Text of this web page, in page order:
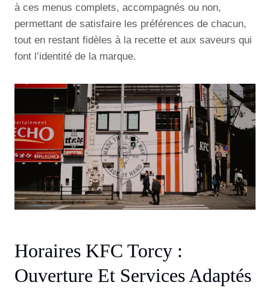
à ces menus complets, accompagnés ou non,
permettant de satisfaire les préférences de chacun,
tout en restant fidèles à la recette et aux saveurs qui
font l’identité de la marque.
Horaires KFC Torcy :
Ouverture Et Services Adaptés